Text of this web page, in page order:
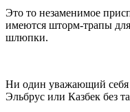
Это то незаменимое
имеются шторм-трапы
шлюпки.
Ни один уважающий себя
Эльбрус или Казбек без